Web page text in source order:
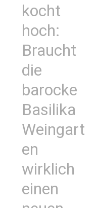
kocht
hoch:
Braucht
die
barocke
Basilika
Weingart
en
wirklich
einen